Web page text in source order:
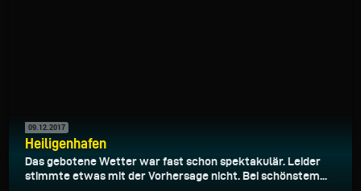
09.12.2017
Heiligenhafen
Das gebotene Wetter war fast schon spektakulär. Leider
stimmte etwas mit der Vorhersage nicht. Bei schönstem...